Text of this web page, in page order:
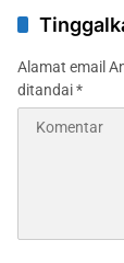
Informasi
Alamat email
ditandai*